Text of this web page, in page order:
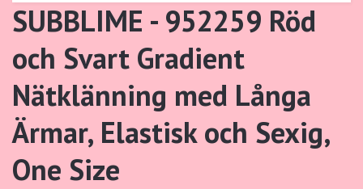
SUBBLIME - 952259 Röd
och Svart Gradient
Nätklänning med Långa
Ärmar, Elastisk och Sexig,
One Size